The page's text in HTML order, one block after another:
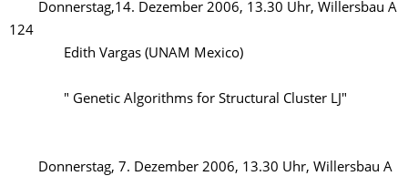
Donnerstag,14. Dezember 2006, 13.30 Uhr, Willersbau A
124
Edith Vargas (UNAM Mexico)
" Genetic Algorithms for Structural Cluster LJ"
Donnerstag, 7. Dezember 2006, 13.30 Uhr, Willersbau A